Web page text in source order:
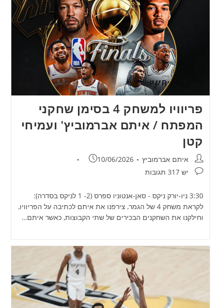
פריוויו למשחק 4 בסימן שחקני
המפתח / איתם אברמוביץ' ועמיחי
קטן
מחבר:איתם אברמוביץ פורסם:
10/06/2026
תגובות:
יש 317 תגובות
3:30 ניו-יורק ניקס - סאן-אנטוניו ספרס (2- 1 לניקס בסדרה):
לקראת משחק 4 של הגמר, צירפנו את איתם לכתיבה על הפריוויו,
וחילקנו את השחקנים הבכירים של שתי הקבוצות, כאשר איתם…